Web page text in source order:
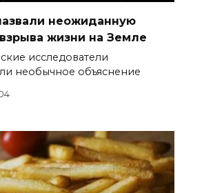
неожиданную
жизни на Земле
исследователи
необычное объяснение